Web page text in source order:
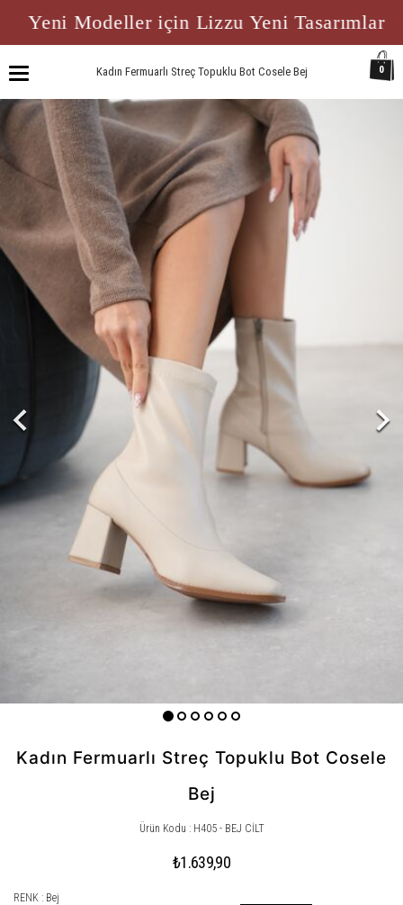
Yeni Modeller için Lizzu Yeni Tasarımlar
Toggle
0
Kadın Fermuarlı Streç Topuklu Bot Cosele Bej
Kadın Fermuarlı Streç Topuklu Bot Cosele
Bej
Ürün Kodu : H405 - BEJ CİLT
₺1.639,90
RENK : Bej